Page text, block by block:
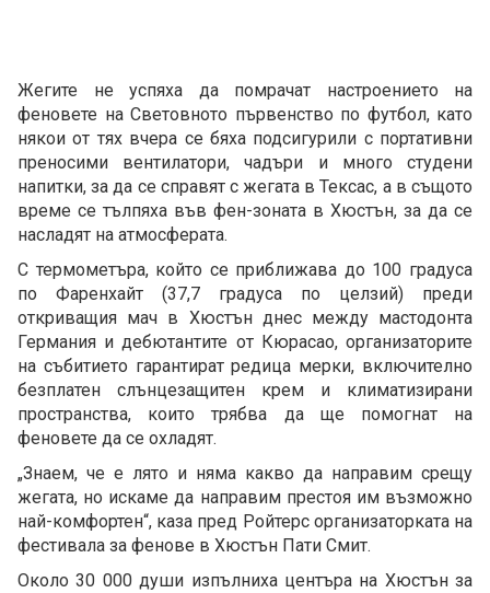
Жегите не успяха да помрачат настроението на
феновете на Световното първенство по футбол, като
някои от тях вчера се бяха подсигурили с портативни
преносими вентилатори, чадъри и много студени
напитки, за да се справят с жегата в Тексас, а в същото
време се тълпяха във фен-зоната в Хюстън, за да се
насладят на атмосферата.
С термометъра, който се приближава до 100 градуса
по Фаренхайт (37,7 градуса по целзий) преди
откриващия мач в Хюстън днес между мастодонта
Германия и дебютантите от Кюрасао, организаторите
на събитието гарантират редица мерки, включително
безплатен слънцезащитен крем и климатизирани
пространства, които трябва да ще помогнат на
феновете да се охладят.
„Знаем, че е лято и няма какво да направим срещу
жегата, но искаме да направим престоя им възможно
най-комфортен“, каза пред Ройтерс организаторката на
фестивала за фенове в Хюстън Пати Смит.
Около 30 000 души изпълниха центъра на Хюстън за